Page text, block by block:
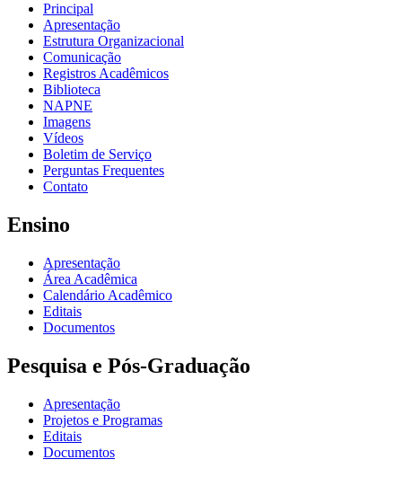
Principal
Apresentação
Estrutura Organizacional
Comunicação
Registros Acadêmicos
Biblioteca
NAPNE
Imagens
Vídeos
Boletim de Serviço
Perguntas Frequentes
Contato
Ensino
Apresentação
Área Acadêmica
Calendário Acadêmico
Editais
Documentos
Pesquisa e Pós-Graduação
Apresentação
Projetos e Programas
Editais
Documentos